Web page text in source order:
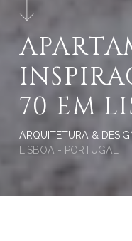
70 EM
ARQUITETURA &
LISBOA - PORTUGAL